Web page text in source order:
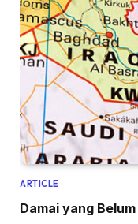
ARTICLE
Damai yang